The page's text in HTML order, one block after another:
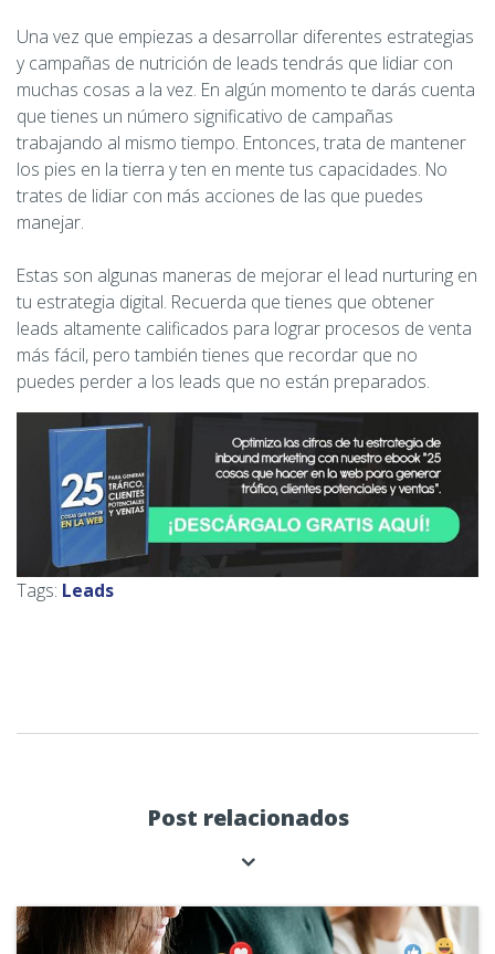
Una vez que empiezas a desarrollar diferentes estrategias
y campañas de nutrición de leads tendrás que lidiar con
muchas cosas a la vez. En algún momento te darás cuenta
que tienes un número significativo de campañas
trabajando al mismo tiempo. Entonces, trata de mantener
los pies en la tierra y ten en mente tus capacidades. No
trates de lidiar con más acciones de las que puedes
manejar.
Estas son algunas maneras de mejorar el lead nurturing en
tu estrategia digital. Recuerda que tienes que obtener
leads altamente calificados para lograr procesos de venta
más fácil, pero también tienes que recordar que no
puedes perder a los leads que no están preparados.
Tags: Leads
Post relacionados